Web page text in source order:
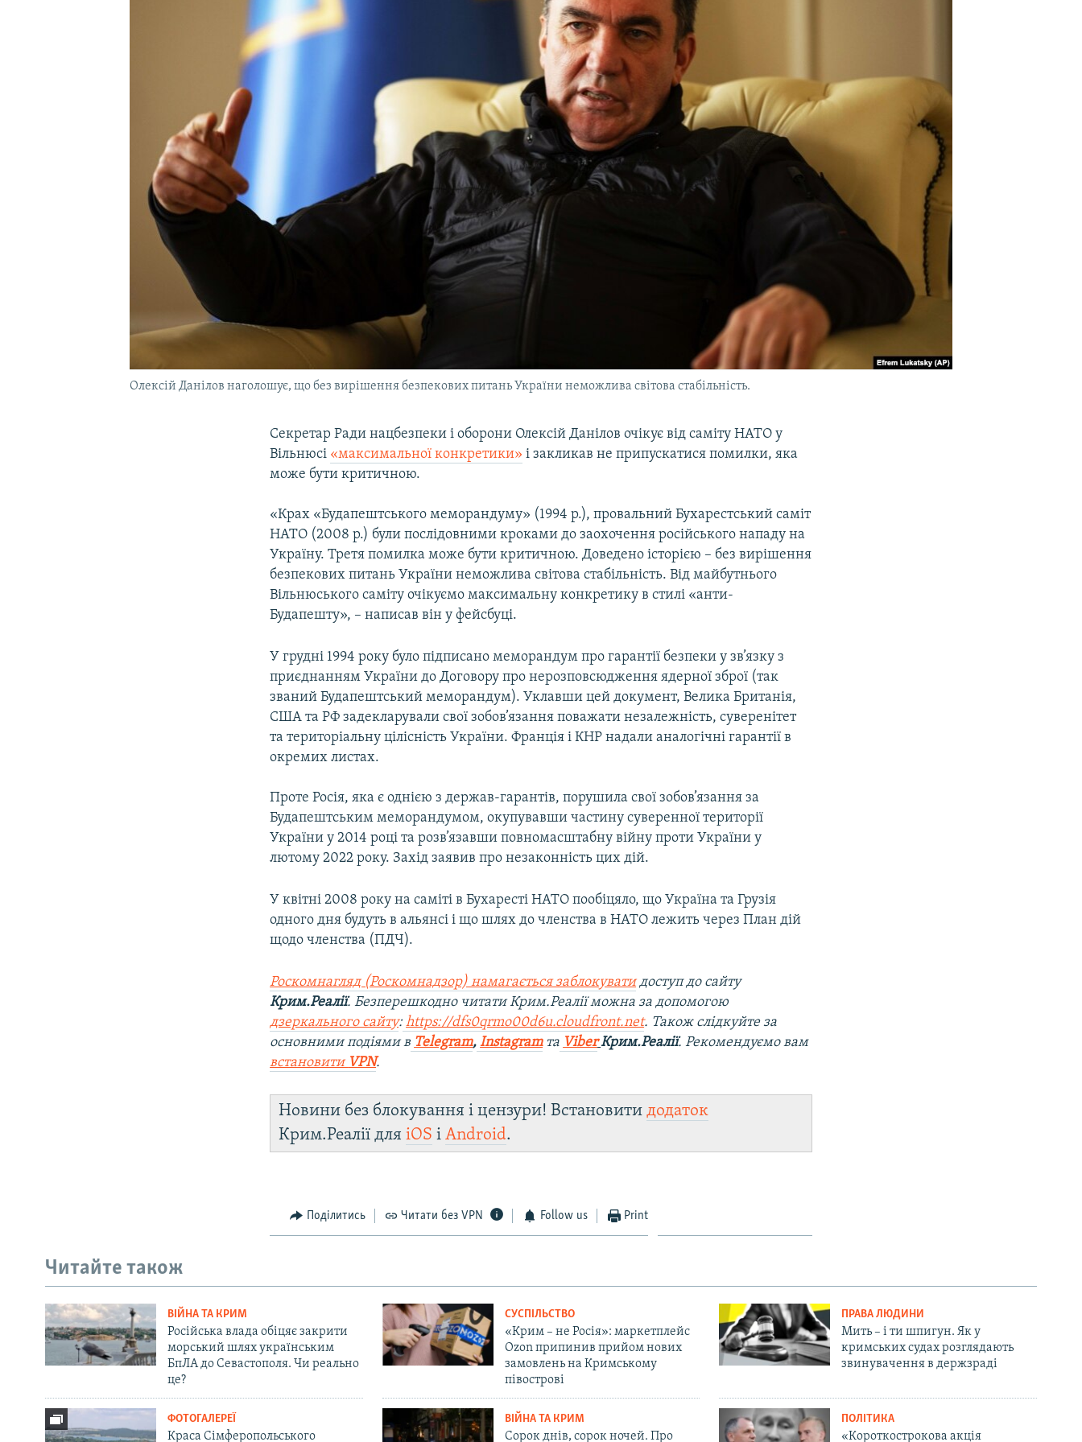
Олексій Данілов наголошує, що без вирішення безпекових питань України неможлива світова стабільність.
Секретар Ради нацбезпеки і оборони Олексій Данілов очікує від саміту НАТО у
Вільнюсі «максимальної конкретики» і закликав не припускатися помилки, яка
може бути критичною.
«Крах «Будапештського меморандуму» (1994 р.), провальний Бухарестський саміт
НАТО (2008 р.) були послідовними кроками до заохочення російського нападу на
Україну. Третя помилка може бути критичною. Доведено історією – без вирішення
безпекових питань України неможлива світова стабільність. Від майбутнього
Вільнюського саміту очікуємо максимальну конкретику в стилі «анти-
Будапешту», – написав він у фейсбуці.
У грудні 1994 року було підписано меморандум про гарантії безпеки у зв’язку з
приєднанням України до Договору про нерозповсюдження ядерної зброї (так
званий Будапештський меморандум). Уклавши цей документ, Велика Британія,
США та РФ задекларували свої зобов’язання поважати незалежність, суверенітет
та територіальну цілісність України. Франція і КНР надали аналогічні гарантії в
окремих листах.
Проте Росія, яка є однією з держав-гарантів, порушила свої зобов’язання за
Будапештським меморандумом, окупувавши частину суверенної території
України у 2014 році та розв’язавши повномасштабну війну проти України у
лютому 2022 року. Захід заявив про незаконність цих дій.
У квітні 2008 року на саміті в Бухаресті НАТО пообіцяло, що Україна та Грузія
одного дня будуть в альянсі і що шлях до членства в НАТО лежить через План дій
щодо членства (ПДЧ).
Роскомнагляд (Роскомнадзор) намагається заблокуватидоступ до сайту
Крим.Реалії. Безперешкодно читати Крим.Реалії можна за допомогою
дзеркального сайту: https://dfs0qrmo00d6u.cloudfront.net. Також слідкуйте за
основними подіями в Telegram, Instagramта Viber Крим.Реалії. Рекомендуємо вам
встановити VPN.
Новини без блокування і цензури! Встановитидодаток
Крим.Реалії дляiOS іAndroid.
Поділитись Читати без VPN Follow us Print
Читайте також
ВІЙНА ТА КРИМ
Російська влада обіцяє закрити
морський шлях українським
БпЛА до Севастополя. Чи реально
це?
СУСПІЛЬСТВО
«Крим – не Росія»: маркетплейс
Ozon припинив прийом нових
замовлень на Кримському
півострові
ПРАВА ЛЮДИНИ
Мить – і ти шпигун. Як у
кримських судах розглядають
звинувачення в держзраді
ФОТОГАЛЕРЕЇ
Краса Сімферопольського
ВІЙНА ТА КРИМ
Сорок днів, сорок ночей. Про
ПОЛІТИКА
«Короткострокова акція